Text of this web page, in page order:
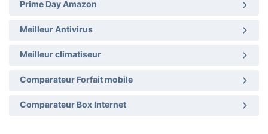
Prime Day Amazon
Meilleur Antivirus
Meilleur climatiseur
Comparateur Forfait mobile
Comparateur Box Internet